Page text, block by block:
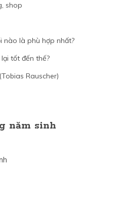
shop
nào là phù hợp nhất?
tốt đến thế?
Rauscher)
năm sinh